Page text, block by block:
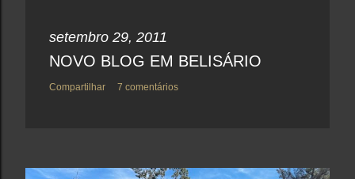
setembro 29, 2011
NOVO BLOG EM BELISÁRIO
Compartilhar 7 comentários